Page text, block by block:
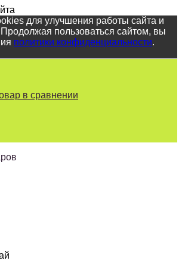
для улучшения работы сайта и
пользоваться сайтом, вы
политики конфиденциальности.
в сравнении